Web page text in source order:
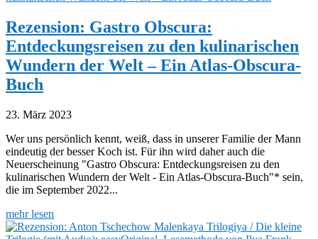
Rezension: Gastro Obscura:
Entdeckungsreisen zu den kulinarischen
Wundern der Welt – Ein Atlas-Obscura-
Buch
23. März 2023
Wer uns persönlich kennt, weiß, dass in unserer Familie der Mann
eindeutig der besser Koch ist. Für ihn wird daher auch die
Neuerscheinung "Gastro Obscura: Entdeckungsreisen zu den
kulinarischen Wundern der Welt - Ein Atlas-Obscura-Buch"* sein,
die im September 2022...
mehr lesen